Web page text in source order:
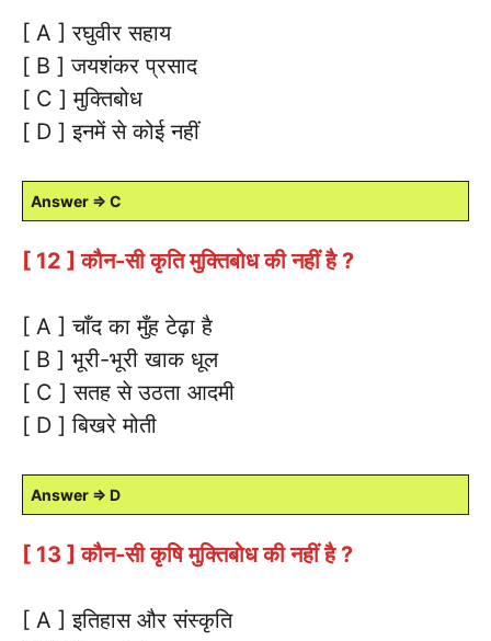
[ A ] रघुवीर सहाय
[ B ] जयशंकर प्रसाद
[ C ] मुक्तिबोध
[ D ] इनमें से कोई नहीं
Answer ⇒ C
[ 12 ] कौन-सी कृति मुक्तिबोध की नहीं है ?
[ A ] चाँद का मुँह टेढ़ा है
[ B ] भूरी-भूरी खाक धूल
[ C ] सतह से उठता आदमी
[ D ] बिखरे मोती
Answer ⇒ D
[ 13 ] कौन-सी कृषि मुक्तिबोध की नहीं है ?
[ A ] इतिहास और संस्कृति